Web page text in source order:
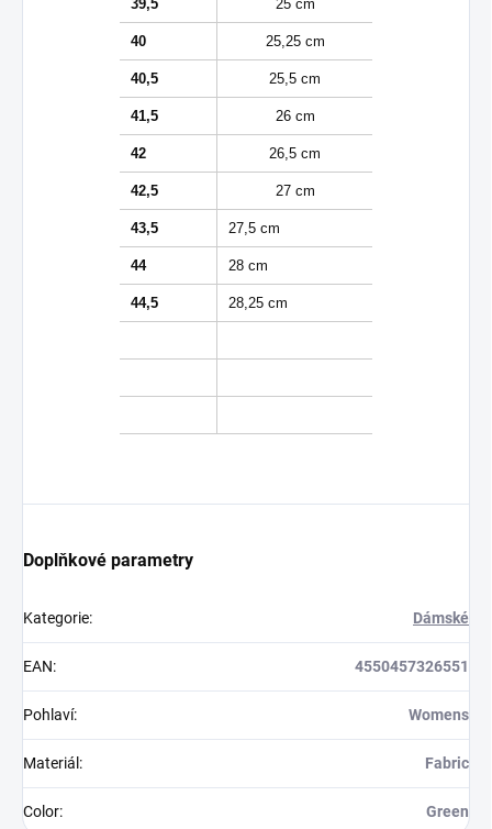
39,5 25 cm
40 25,25 cm
40,5 25,5 cm
41,5 26 cm
42 26,5 cm
42,5 27 cm
43,5 27,5 cm
44 28 cm
44,5 28,25 cm
Doplňkové parametry
Kategorie: Dámské
EAN: 4550457326551
Pohlaví: Womens
Materiál : Fabric
Color: Green